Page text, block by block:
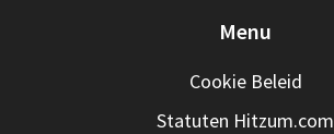
Menu
Cookie Beleid
Statuten Hitzum.com